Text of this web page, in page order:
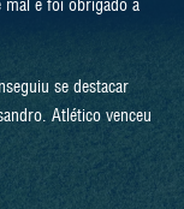
mal e foi obrigado a
se destacar
Atlético venceu